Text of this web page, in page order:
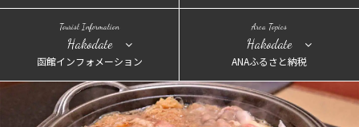
Tourist Information
Hakodate
函館インフォメーション
Area Topics
Hakodate
ANAふるさと納税